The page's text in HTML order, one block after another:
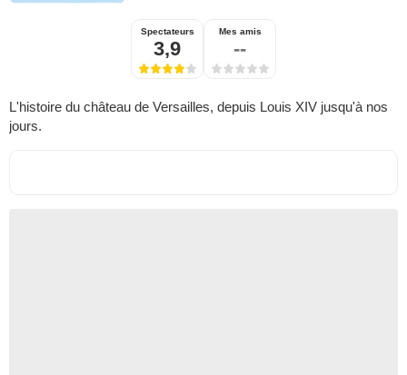
Spectateurs
3,9
Mes amis
--
L'histoire du château de Versailles, depuis Louis XIV jusqu'à nos
jours.